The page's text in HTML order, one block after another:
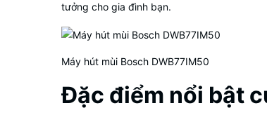
tưởng cho gia đình bạn.
Máy hút mùi Bosch DWB77IM50
Đặc điểm nổi bật